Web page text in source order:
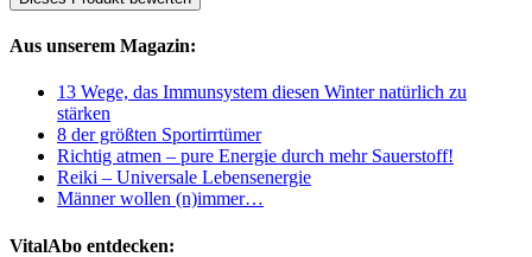
Aus unserem Magazin:
13 Wege, das Immunsystem diesen Winter natürlich zu
stärken
8 der größten Sportirrtümer
Richtig atmen – pure Energie durch mehr Sauerstoff!
Reiki – Universale Lebensenergie
Männer wollen (n)immer…
VitalAbo entdecken: